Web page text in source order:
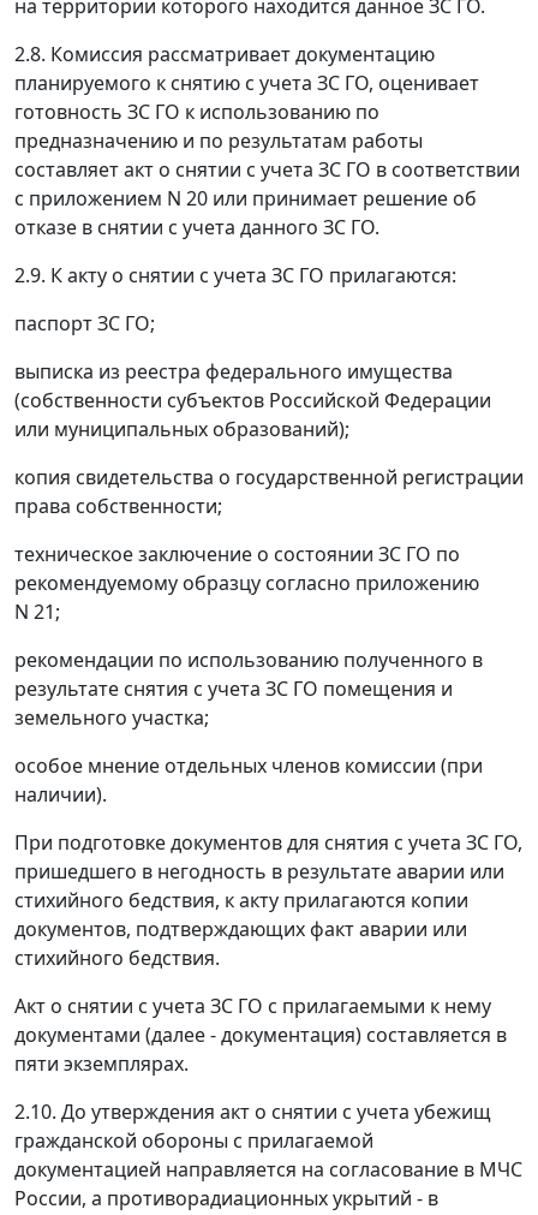
на территории которого находится данное ЗС ГО.
2.8. Комиссия рассматривает документацию
планируемого к снятию с учета ЗС ГО, оценивает
готовность ЗС ГО к использованию по
предназначению и по результатам работы
составляет акт о снятии с учета ЗС ГО в соответствии
с приложением N 20 или принимает решение об
отказе в снятии с учета данного ЗС ГО.
2.9. К акту о снятии с учета ЗС ГО прилагаются:
паспорт ЗС ГО;
выписка из реестра федерального имущества
(собственности субъектов Российской Федерации
или муниципальных образований);
копия свидетельства о государственной регистрации
права собственности;
техническое заключение о состоянии ЗС ГО по
рекомендуемому образцу согласно приложению
N 21;
рекомендации по использованию полученного в
результате снятия с учета ЗС ГО помещения и
земельного участка;
особое мнение отдельных членов комиссии (при
наличии).
При подготовке документов для снятия с учета ЗС ГО,
пришедшего в негодность в результате аварии или
стихийного бедствия, к акту прилагаются копии
документов, подтверждающих факт аварии или
стихийного бедствия.
Акт о снятии с учета ЗС ГО с прилагаемыми к нему
документами (далее - документация) составляется в
пяти экземплярах.
2.10. До утверждения акт о снятии с учета убежищ
гражданской обороны с прилагаемой
документацией направляется на согласование в МЧС
России, а противорадиационных укрытий - в